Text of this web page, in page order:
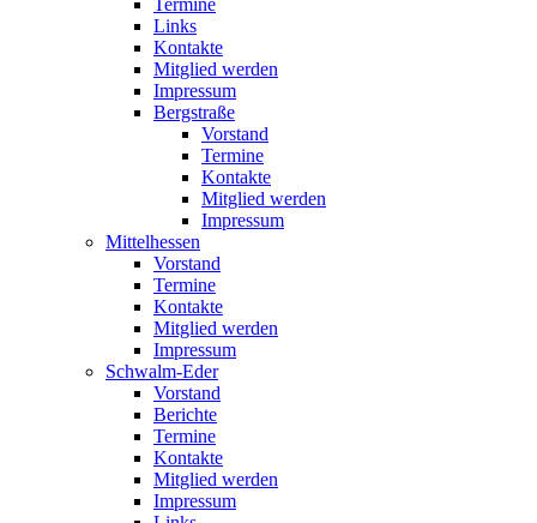
Termine
Links
Kontakte
Mitglied werden
Impressum
Bergstraße
Vorstand
Termine
Kontakte
Mitglied werden
Impressum
Mittelhessen
Vorstand
Termine
Kontakte
Mitglied werden
Impressum
Schwalm-Eder
Vorstand
Berichte
Termine
Kontakte
Mitglied werden
Impressum